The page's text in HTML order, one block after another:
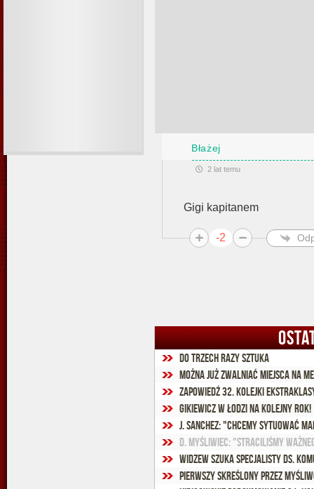
Błażej
2 lat temu
Gigi kapitanem
-2
Do trzech razy sztuka
Można już zwalniać miejsca na
Zapowiedź 32. kolejki
Gikiewicz w Łodzi na kolejny rok!
D. Myśliwiec: "Straciliśmy
Widzew szuka specjalisty ds.
Pierwszy skreślony przez